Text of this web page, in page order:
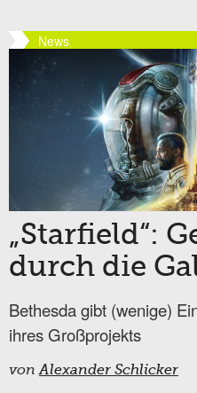
News
„Starfield“:
durch die
Bethesda gibt (wenige)
ihres Großprojekts
vonAlexander Schlicker